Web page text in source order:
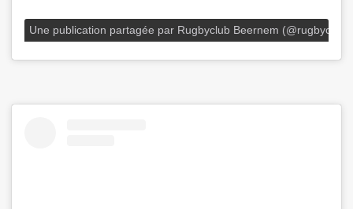
Une publication partagée par Rugbyclub Beernem